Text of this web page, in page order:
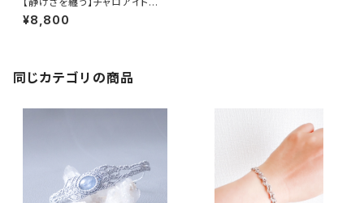
マクラメブレスレット｜一点もの
¥8,800
同じカテゴリの商品